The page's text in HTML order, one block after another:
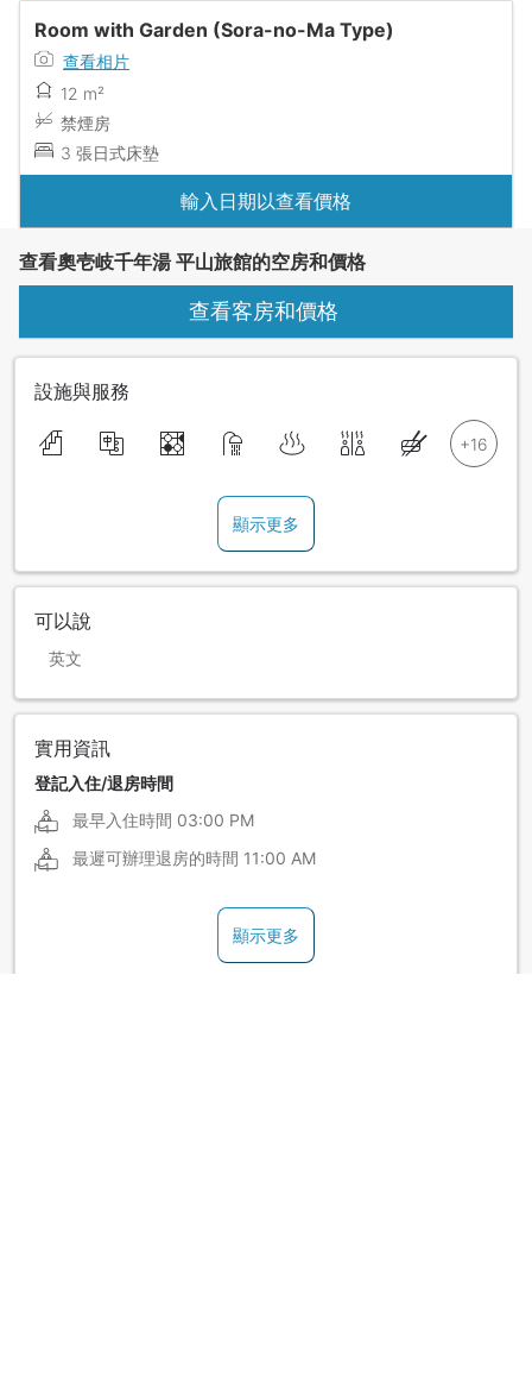
Room with Garden (Sora-no-Ma Type)
查看相片
12 m²
禁煙房
3 張日式床墊
輸入日期以查看價格
查看奧壱岐千年湯 平山旅館的空房和價格
查看客房和價格
設施與服務
顯示更多
可以說
英文
實用資訊
登記入住/退房時間
最早入住時間 03:00 PM
最遲可辦理退房的時間 11:00 AM
顯示更多